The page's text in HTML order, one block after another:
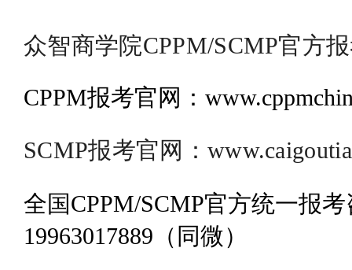
众智商学院CPPM/SCMP官方
CPPM报考官网：
SCMP报考官网：
全国CPPM/SCMP官方统一报
19963017889（同微）